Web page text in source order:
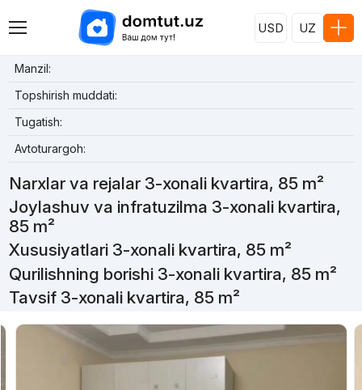
USD UZ
Manzil:
Topshirish muddati:
Tugatish:
Avtoturargoh:
Narxlar va rejalar 3-xonali kvartira, 85 m²
Joylashuv va infratuzilma 3-xonali kvartira,
85 m²
Xususiyatlari 3-xonali kvartira, 85 m²
Qurilishning borishi 3-xonali kvartira, 85 m²
Tavsif 3-xonali kvartira, 85 m²